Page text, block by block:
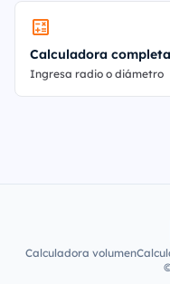
Calculadora completa
Ingresa radio o diámetro
Calculadora volumen